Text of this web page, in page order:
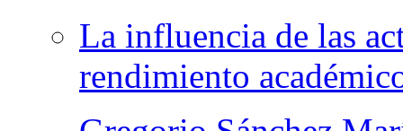
La influencia de las
rendimiento